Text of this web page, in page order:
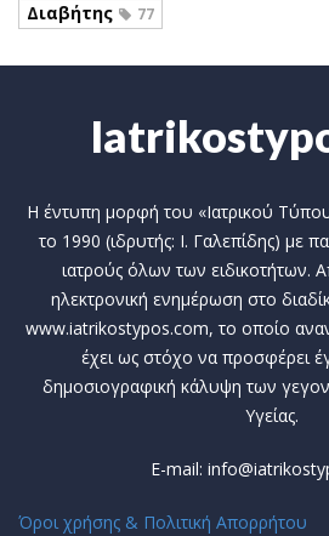
Διαβήτης 77
Η έντυπη μορφή του «Ιατρικού
το 1990 (ιδρυτής: Ι. Γαλεπίδης) με
ιατρούς όλων των ειδικοτήτων.
ηλεκτρονική ενημέρωση στο
www.iatrikostypos.com, το οποίο
έχει ως στόχο να προσφέρει
δημοσιογραφική κάλυψη των
Υγείας.
E-mail:
Όροι χρήσης & Πολιτική Απορρήτου